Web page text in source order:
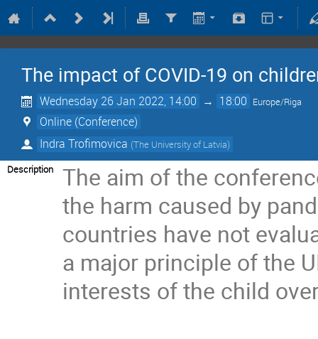
The impact of COVID-19 on
Wednesday 26 Jan 2022, 14:00 → 18:00 Europe/Riga
Online (Conference)
Indra Trofimovica (The University of Latvia)
Description
The aim of the
the harm caused by
countries have not
a major principle of the
interests of the child